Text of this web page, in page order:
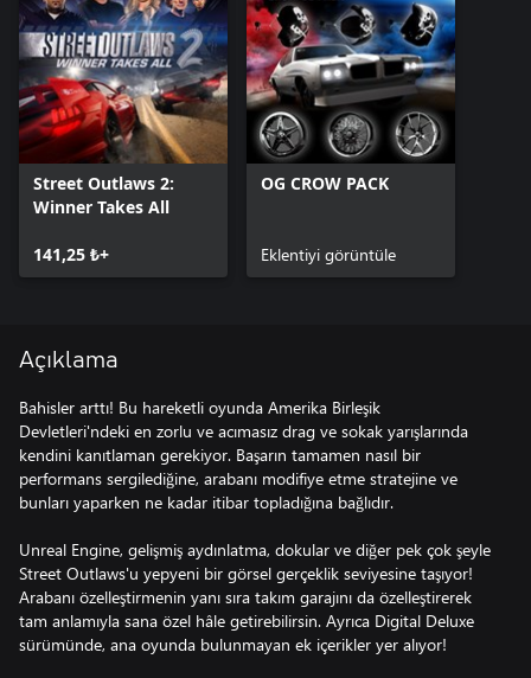
Street Outlaws 2:
Winner Takes All
141,25 ₺+
OG CROW PACK
Eklentiyi görüntüle
Açıklama
Bahisler arttı! Bu hareketli oyunda Amerika Birleşik
Devletleri'ndeki en zorlu ve acımasız drag ve sokak yarışlarında
kendini kanıtlaman gerekiyor. Başarın tamamen nasıl bir
performans sergilediğine, arabanı modifiye etme stratejine ve
bunları yaparken ne kadar itibar topladığına bağlıdır.
Unreal Engine, gelişmiş aydınlatma, dokular ve diğer pek çok şeyle
Street Outlaws'u yepyeni bir görsel gerçeklik seviyesine taşıyor!
Arabanı özelleştirmenin yanı sıra takım garajını da özelleştirerek
tam anlamıyla sana özel hâle getirebilirsin. Ayrıca Digital Deluxe
sürümünde, ana oyunda bulunmayan ek içerikler yer alıyor!